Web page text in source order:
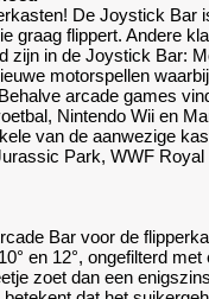
De Joystick Bar
graag flippert. Andere
zijn in de Joystick Bar:
motorspellen
arcade games
Nintendo Wii en
van de aanwezige
Park, WWF
Bar voor de
en 12°, ongefilterd met
zoet dan een